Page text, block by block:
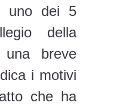
uno dei 5
della
una breve
i motivi
che ha